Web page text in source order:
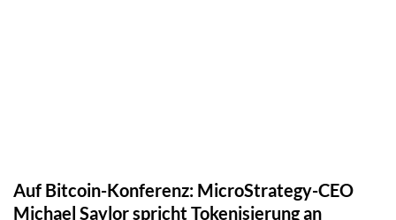
Auf Bitcoin-Konferenz: MicroStrategy-CEO
Michael Saylor spricht Tokenisierung an